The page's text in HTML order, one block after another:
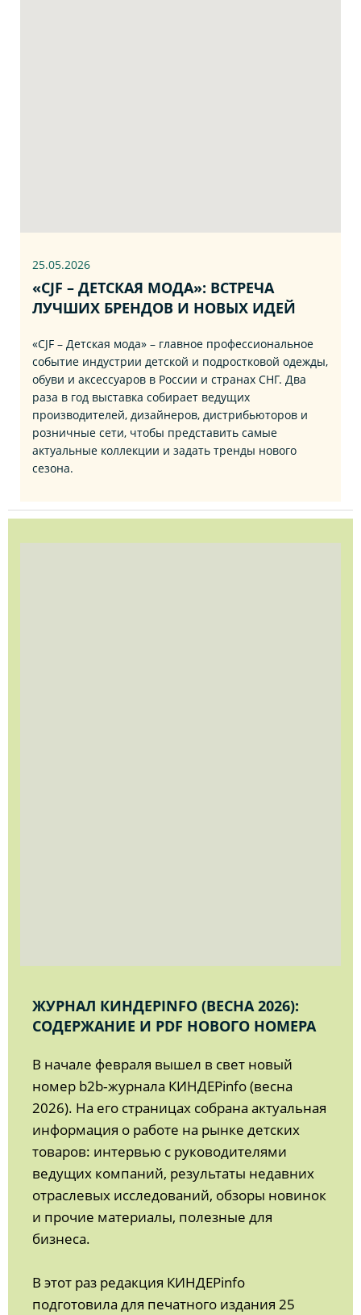
25.05.2026
«CJF – ДЕТСКАЯ МОДА»: ВСТРЕЧА
ЛУЧШИХ БРЕНДОВ И НОВЫХ ИДЕЙ
«CJF – Детская мода» – главное профессиональное
событие индустрии детской и подростковой одежды,
обуви и аксессуаров в России и странах СНГ. Два
раза в год выставка собирает ведущих
производителей, дизайнеров, дистрибьюторов и
розничные сети, чтобы представить самые
актуальные коллекции и задать тренды нового
сезона.
ЖУРНАЛ КИНДЕРINFO (ВЕСНА 2026):
СОДЕРЖАНИЕ И PDF НОВОГО НОМЕРА
В начале февраля вышел в свет новый
номер b2b‑журнала КИНДЕРinfo (весна
2026). На его страницах собрана актуальная
информация о работе на рынке детских
товаров: интервью с руководителями
ведущих компаний, результаты недавних
отраслевых исследований, обзоры новинок
и прочие материалы, полезные для
бизнеса.
В этот раз редакция КИНДЕРinfo
подготовила для печатного издания 25